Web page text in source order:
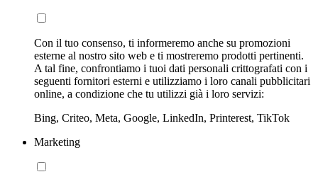
Con il tuo consenso, ti informeremo anche su promozioni
esterne al nostro sito web e ti mostreremo prodotti pertinenti.
A tal fine, confrontiamo i tuoi dati personali crittografati con i
seguenti fornitori esterni e utilizziamo i loro canali pubblicitari
online, a condizione che tu utilizzi già i loro servizi:
Bing, Criteo, Meta, Google, LinkedIn, Printerest, TikTok
Marketing